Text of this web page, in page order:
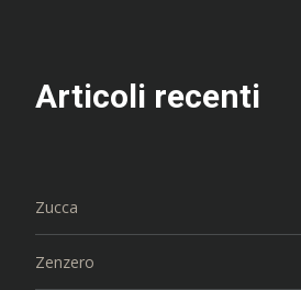
Articoli recenti
Zucca
Zenzero